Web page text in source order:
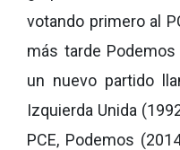
votando primero al
más tarde
un nuevo partido
Izquierda Unida
PCE, Podemos